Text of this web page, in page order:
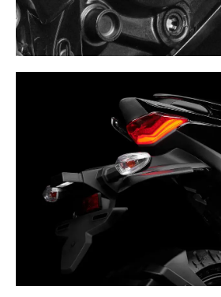
de compresión, peso ligero y
SISTEMA DE
La luz LED trasera de la
completar el diseño deportivo de
a mejorar la visibilidad para los